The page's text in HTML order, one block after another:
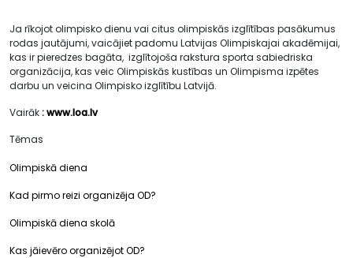
Ja rīkojot olimpisko dienu vai citus olimpiskās izglītības pasākumus
rodas jautājumi, vaicājiet padomu Latvijas Olimpiskajai akadēmijai,
kas ir pieredzes bagāta, izglītojoša rakstura sporta sabiedriska
organizācija, kas veic Olimpiskās kustības un Olimpisma izpētes
darbu un veicina Olimpisko izglītību Latvijā.
Vairāk:www.loa.lv
Tēmas
Olimpiskā diena
Kad pirmo reizi organizēja OD?
Olimpiskā diena skolā
Kas jāievēro organizējot OD?